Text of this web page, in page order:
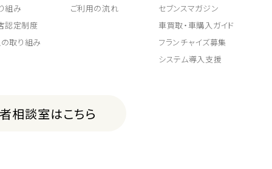
組み
認定制度
取り組み
ご利用の流れ
セブンスマガジン
車買取・車購入ガイド
フランチャイズ募集
システム導入支援
相談室はこちら